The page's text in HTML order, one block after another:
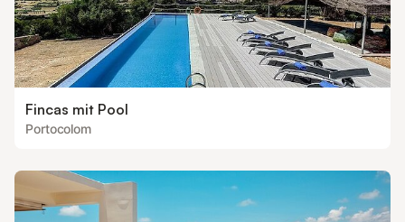
Fincas mit Pool
Portocolom